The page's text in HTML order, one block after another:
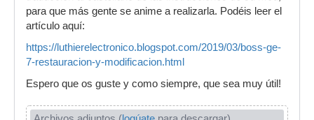
para que más gente se anime a realizarla. Podéis leer el
artículo aquí:
https://luthierelectronico.blogspot.com/2019/03/boss-ge-
7-restauracion-y-modificacion.html
Espero que os guste y como siempre, que sea muy útil!